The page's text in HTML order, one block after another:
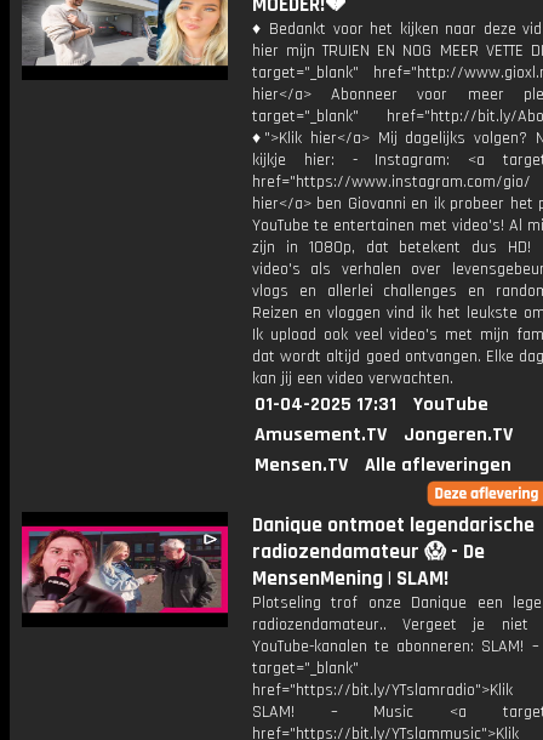
♦ Bedankt voor het kijken naar deze
hier mijn TRUIEN EN NOG MEER VETTE
target="_blank" href="http://
hier</a> Abonneer voor meer
target="_blank" href="http://bit.ly/
♦">Klik hier</a> Mij dagelijks volgen?
kijkje hier: - Instagram: <a
href="https://www.instagram.com/
hier</a> ben Giovanni en ik probeer het
YouTube te entertainen met video's! Al
zijn in 1080p, dat betekent dus HD!
video's als verhalen over
vlogs en allerlei challenges en
Reizen en vloggen vind ik het leukste
Ik upload ook veel video's met mijn
dat wordt altijd goed ontvangen. Elke
kan jij een video verwachten.
01-04-2025 17:31
YouTube
Amusement.TV
Jongeren.TV
Mensen.TV
Alle afleveringen
Danique ontmoet legendarische
radiozendamateur 😱 - De
MensenMening | SLAM!
Plotseling trof onze Danique een
radiozendamateur.. Vergeet je
YouTube-kanalen te abonneren: SLAM!
target="_blank"
href="https://bit.ly/
SLAM! – Music <a
href="https://bit.ly/